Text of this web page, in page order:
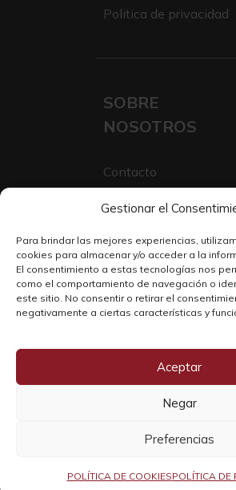
Gestionar el
Para brindar las mejores experiencias,
cookies para almacenar y/o acceder a la
El consentimiento a estas tecnologías nos
como el comportamiento de navegación o
este sitio. No consentir o retirar el
negativamente a ciertas características y
Aceptar
Negar
Preferencias
POLÍTICA DE COOKIESPOLÍTICA DE
Copyright © 2026 SOLO
Politica de privacidad
SOBRE
NOSOTROS
Contacto